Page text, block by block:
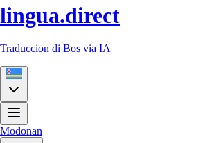
lingua.direct
Traduccion di Bos via IA
Modonan